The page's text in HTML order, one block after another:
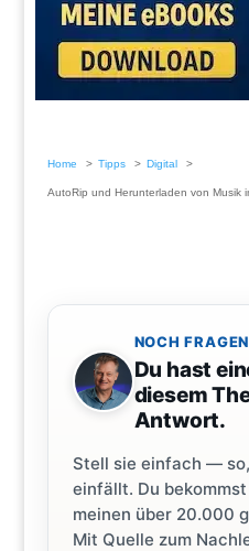
Home Tipps Digital
AutoRip und Herunterladen von Musik
NOCH
Du hast
diesem
Antwort.
Stell sie einfach —
einfällt. Du
meinen über 20.000
Mit Quelle zum